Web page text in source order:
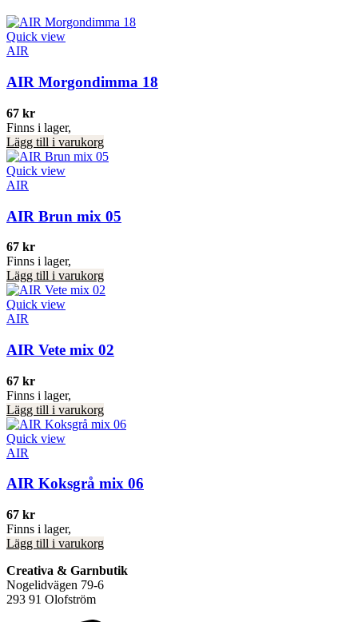
Quick view
AIR
AIR Morgondimma 18
67 kr
Finns i lager,
Lägg till i varukorg
Quick view
AIR
AIR Brun mix 05
67 kr
Finns i lager,
Lägg till i varukorg
Quick view
AIR
AIR Vete mix 02
67 kr
Finns i lager,
Lägg till i varukorg
Quick view
AIR
AIR Koksgrå mix 06
67 kr
Finns i lager,
Lägg till i varukorg
Creativa & Garnbutik
Nogelidvägen 79-6
293 91 Olofström